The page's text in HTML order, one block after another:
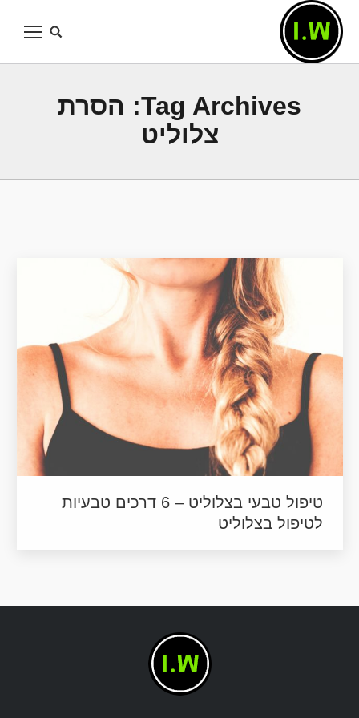
Tag Archives:
הסרת
צלוליט
טיפול טבעי בצלוליט – 6 דרכים טבעיות
לטיפול בצלוליט